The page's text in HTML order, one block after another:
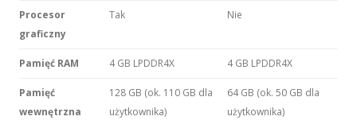
Procesor
graficzny
Tak Nie
Pamięć RAM 4 GB LPDDR4X 4 GB LPDDR4X
Pamięć
wewnętrzna
128 GB (ok. 110 GB dla
użytkownika)
64 GB (ok. 50 GB dla
użytkownika)